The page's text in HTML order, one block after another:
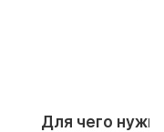
Для чего